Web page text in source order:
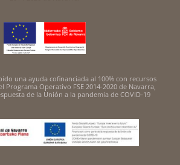
una ayuda cofinanciada al 100% con recursos
Programa Operativo FSE 2014-2020 de Navarra,
de la Unión a la pandemia de COVID-19